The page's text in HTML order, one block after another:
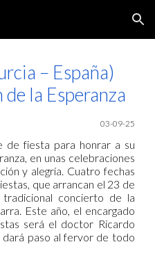
Skip to navigation
– España)
la Esperanza
03-09-25
de fiesta para honrar a su
en unas celebraciones
y alegría. Cuatro fechas
que arrancan el 23 de
concierto de la
Este año, el encargado
será el doctor Ricardo
dará paso al fervor de todo